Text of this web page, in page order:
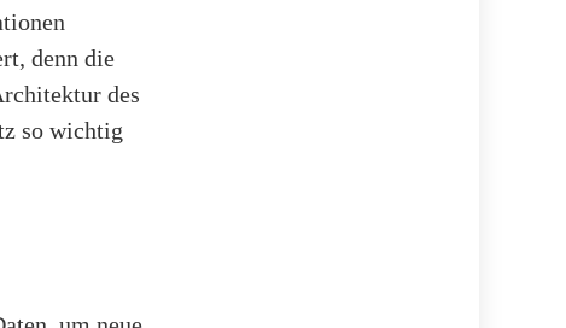
denn die
des
so wichtig